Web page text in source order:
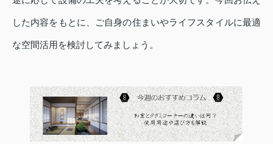
した内容をもとに、ご自身の住まいやライフスタイルに最適
な空間活用を検討してみましょう。